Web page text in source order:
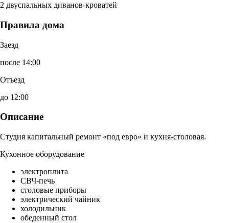
2 двуспальных диванов-кроватей
Правила дома
Заезд
после 14:00
Отъезд
до 12:00
Описание
Студия капитальный ремонт «под евро» и кухня-столовая.
Кухонное оборудование
электроплита
СВЧ-печь
столовые приборы
электрический чайник
холодильник
обеденный стол